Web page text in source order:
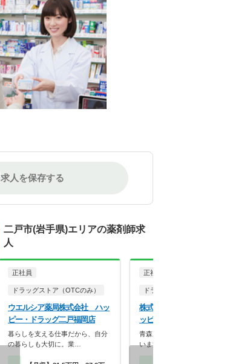
求人を保存する
二戸市(岩手県)エリアの薬剤師求
人
正社員
ドラッグストア（OTCのみ）
ウエルシア薬局株式会社 ハッ
ピー・ドラッグ二戸福岡店
暮らしを支える仕事だから、自分
の暮らしも大切に。業…
正社員
ドラッグストア（OTCのみ
株式会社丸大サクラヰ薬
ッピー・ドラッグ 二戸
青森県を中心に北東北で展開
います。